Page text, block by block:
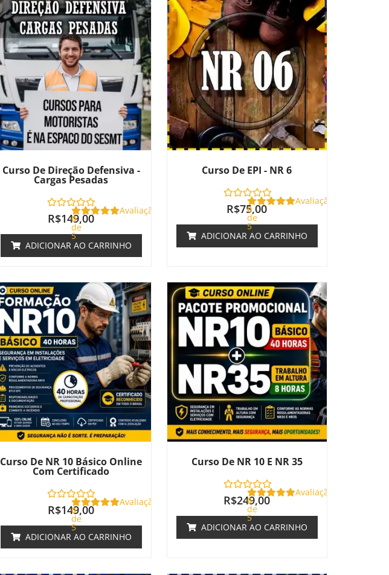
Curso De Direção Defensiva -
Cargas Pesadas
Avaliação
0
de
5
R$149,00
ADICIONAR AO CARRINHO
Curso De EPI - NR 6
Avaliação
0
de
5
R$75,00
ADICIONAR AO CARRINHO
Curso De NR 10 Básico Online
Com Certificado
Avaliação
0
de
5
R$149,00
ADICIONAR AO CARRINHO
Curso De NR 10 E NR 35
Avaliação
0
de
5
R$249,00
ADICIONAR AO CARRINHO